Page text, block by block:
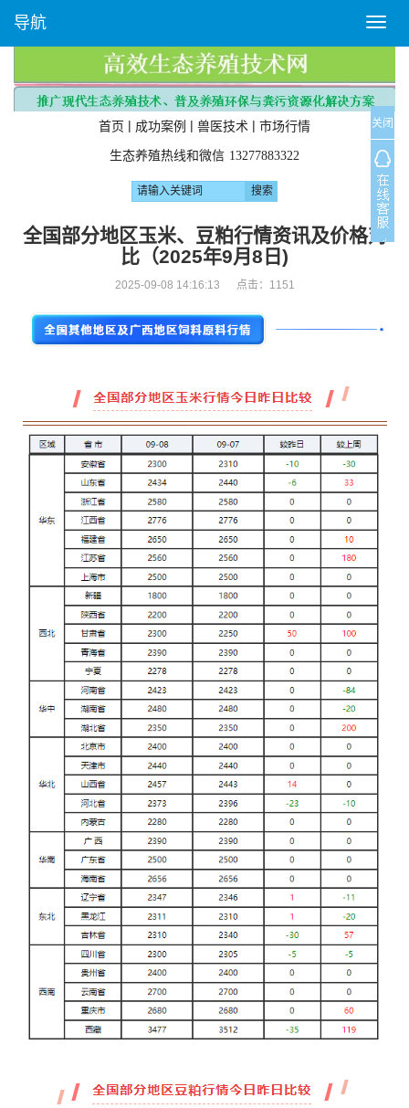
T
o
g
l
e
n
a
v
i
g
a
n
导航
首页 | 成功案例 | 兽医技术 | 市场行情
生态养殖热线和微信 13277883322
全国部分地区玉米、豆粕行情资讯及价格对
比（2025年9月8日)
2025-09-08 14:16:13 点击： 1151
关闭